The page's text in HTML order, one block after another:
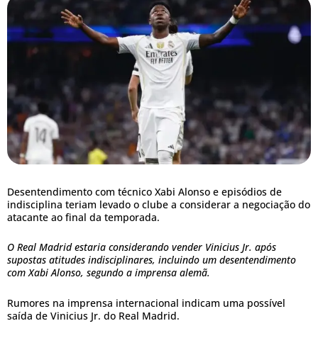
Desentendimento com técnico Xabi Alonso e episódios de
indisciplina teriam levado o clube a considerar a negociação do
atacante ao final da temporada.
O Real Madrid estaria considerando vender Vinicius Jr. após
supostas atitudes indisciplinares, incluindo um desentendimento
com Xabi Alonso, segundo a imprensa alemã.
Rumores na imprensa internacional indicam uma possível
saída de Vinicius Jr. do Real Madrid.